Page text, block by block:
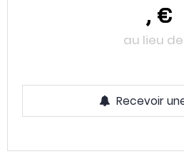
, €
au lieu de
Recevoir